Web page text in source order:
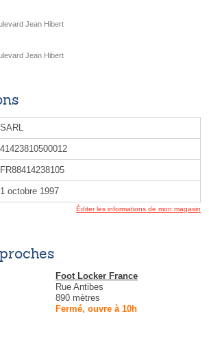
Jean Hibert
Jean Hibert
SARL
41423810500012
FR88414238105
1 octobre 1997
Éditer les informations de mon magasin
Foot Locker France
Rue Antibes
890 mètres
Fermé, ouvre à 10h